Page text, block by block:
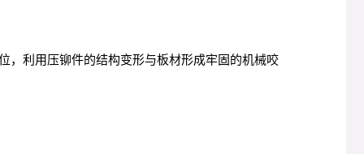
，利用压铆件的结构变形与板材形成牢固的机械咬